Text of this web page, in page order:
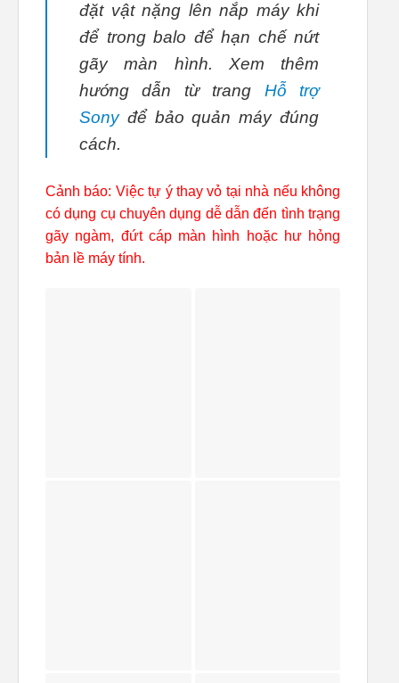
đặt vật nặng lên nắp máy khi
để trong balo để hạn chế nứt
gãy màn hình. Xem thêm
hướng dẫn từ trang Hỗ trợ
Sonyđể bảo quản máy đúng
cách.
Cảnh báo: Việc tự ý thay vỏ tại nhà nếu không
có dụng cụ chuyên dụng dễ dẫn đến tình trạng
gãy ngàm, đứt cáp màn hình hoặc hư hỏng
bản lề máy tính.